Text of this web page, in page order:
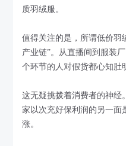
质羽绒服。
值得关注的是，所谓低价羽
产业链”。从直播间到服装
个环节的人对假货都心知肚
这无疑挑拨着消费者的神经
家以次充好保利润的另一面
涨。